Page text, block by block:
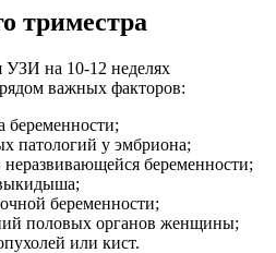
триместра
УЗИ на 10-12 неделях
важных факторов:
беременности;
патологий у эмбриона;
беременности;
беременности;
половых органов женщины;
или кист.